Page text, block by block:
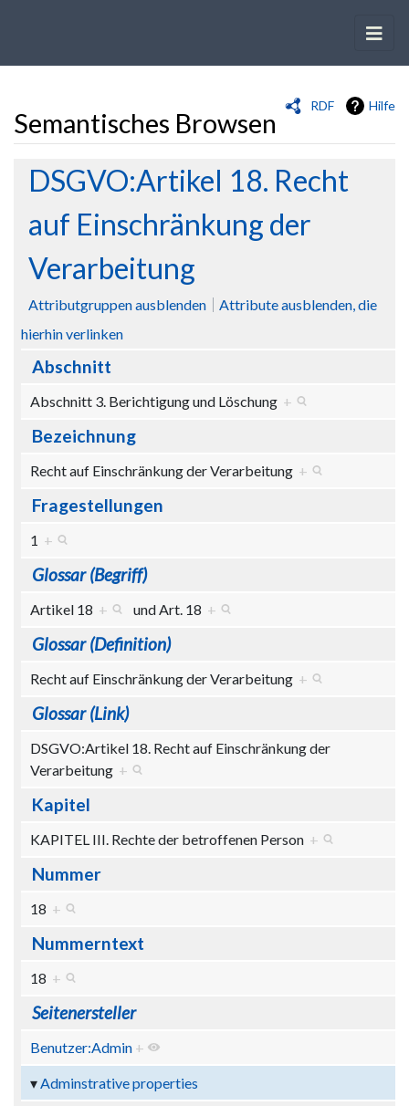
RDF Hilfe
Semantisches Browsen
Wechseln zu: Navigation Suche
DSGVO:Artikel 18. Recht
auf Einschränkung der
Verarbeitung
Attributgruppen ausblenden
Attribute ausblenden, die
hierhin verlinken
Abschnitt
Abschnitt 3. Berichtigung und Löschung +
Bezeichnung
Recht auf Einschränkung der Verarbeitung +
Fragestellungen
1 +
Glossar (Begriff)
Artikel 18 + undArt. 18 +
Glossar (Definition)
Recht auf Einschränkung der Verarbeitung +
Glossar (Link)
DSGVO:Artikel 18. Recht auf Einschränkung der
Verarbeitung +
Kapitel
KAPITEL III. Rechte der betroffenen Person +
Nummer
18 +
Nummerntext
18 +
Seitenersteller
Benutzer:Admin +
Adminstrative properties